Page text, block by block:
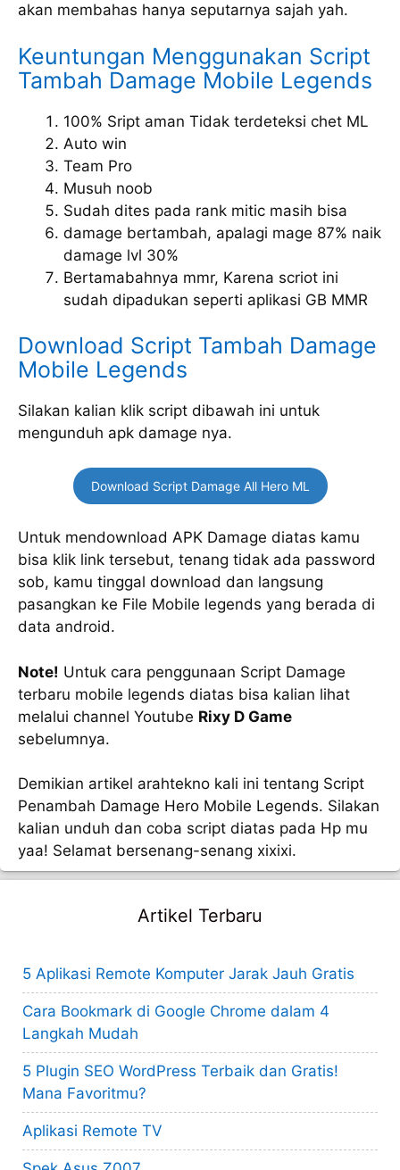
akan membahas hanya seputarnya sajah yah.
Keuntungan Menggunakan Script
Tambah Damage Mobile Legends
100% Sript aman Tidak terdeteksi chet ML
Auto win
Team Pro
Musuh noob
Sudah dites pada rank mitic masih bisa
damage bertambah, apalagi mage 87% naik
damage lvl 30%
Bertamabahnya mmr, Karena scriot ini
sudah dipadukan seperti aplikasi GB MMR
Download Script Tambah Damage
Mobile Legends
Silakan kalian klik script dibawah ini untuk
mengunduh apk damage nya.
Download Script Damage All Hero ML
Untuk mendownload APK Damage diatas kamu
bisa klik link tersebut, tenang tidak ada password
sob, kamu tinggal download dan langsung
pasangkan ke File Mobile legends yang berada di
data android.
Note! Untuk cara penggunaan Script Damage
terbaru mobile legends diatas bisa kalian lihat
melalui channel Youtube Rixy D Game
sebelumnya.
Demikian artikel arahtekno kali ini tentang Script
Penambah Damage Hero Mobile Legends. Silakan
kalian unduh dan coba script diatas pada Hp mu
yaa! Selamat bersenang-senang xixixi.
Artikel Terbaru
5 Aplikasi Remote Komputer Jarak Jauh Gratis
Cara Bookmark di Google Chrome dalam 4
Langkah Mudah
5 Plugin SEO WordPress Terbaik dan Gratis!
Mana Favoritmu?
Aplikasi Remote TV